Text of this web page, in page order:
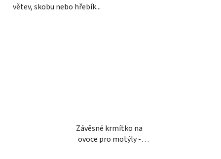
větev, skobu nebo hřebík...
Závěsné krmítko na
ovoce pro motýly -